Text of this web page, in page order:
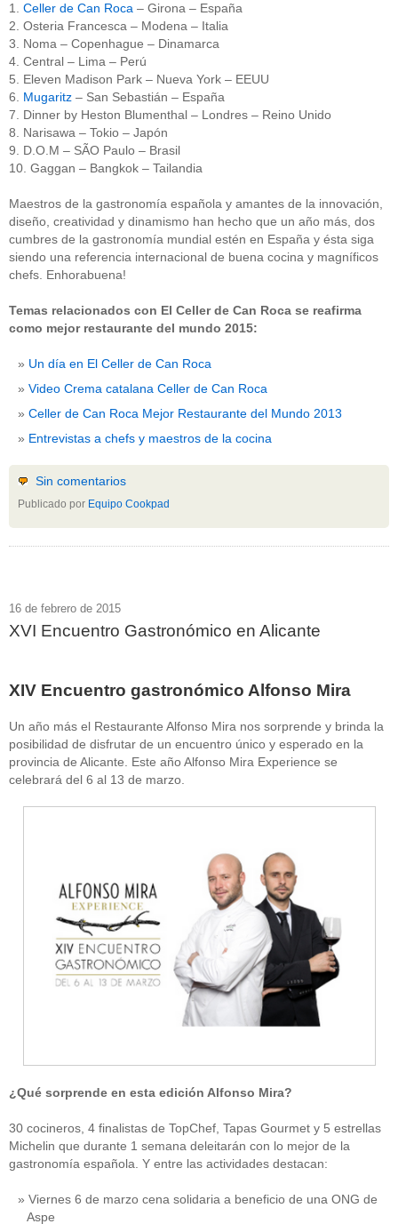
1. Celler de Can Roca – Girona – España
2. Osteria Francesca – Modena – Italia
3. Noma – Copenhague – Dinamarca
4. Central – Lima – Perú
5. Eleven Madison Park – Nueva York – EEUU
6. Mugaritz – San Sebastián – España
7. Dinner by Heston Blumenthal – Londres – Reino Unido
8. Narisawa – Tokio – Japón
9. D.O.M – SÃO Paulo – Brasil
10. Gaggan – Bangkok – Tailandia
Maestros de la gastronomía española y amantes de la innovación,
diseño, creatividad y dinamismo han hecho que un año más, dos
cumbres de la gastronomía mundial estén en España y ésta siga
siendo una referencia internacional de buena cocina y magníficos
chefs. Enhorabuena!
Temas relacionados con El Celler de Can Roca se reafirma
como mejor restaurante del mundo 2015:
Un día en El Celler de Can Roca
Video Crema catalana Celler de Can Roca
Celler de Can Roca Mejor Restaurante del Mundo 2013
Entrevistas a chefs y maestros de la cocina
Sin comentarios
Publicado por Equipo Cookpad
16 de febrero de 2015
XVI Encuentro Gastronómico en Alicante
XIV Encuentro gastronómico Alfonso Mira
Un año más el Restaurante Alfonso Mira nos sorprende y brinda la
posibilidad de disfrutar de un encuentro único y esperado en la
provincia de Alicante. Este año Alfonso Mira Experience se
celebrará del 6 al 13 de marzo.
¿Qué sorprende en esta edición Alfonso Mira?
30 cocineros, 4 finalistas de TopChef, Tapas Gourmet y 5 estrellas
Michelin que durante 1 semana deleitarán con lo mejor de la
gastronomía española. Y entre las actividades destacan:
Viernes 6 de marzo cena solidaria a beneficio de una ONG de
Aspe